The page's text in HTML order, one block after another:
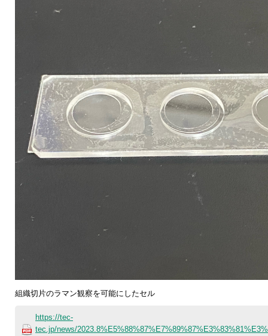
組織切片のラマン観察を可能にしたセル
https://tec-
tec.jp/news/